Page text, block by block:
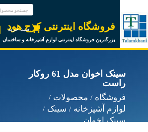
فروشگاه اینترنتی کرج هود
بزرگترین فروشگاه اینترنتی لوازم آشپزخانه و ساختمان
سبد خرید
سینک اخوان مدل 61 روکار
راست
فروشگاه
محصولات
لوازم آشپزخانه
سینک
سینک اخوان